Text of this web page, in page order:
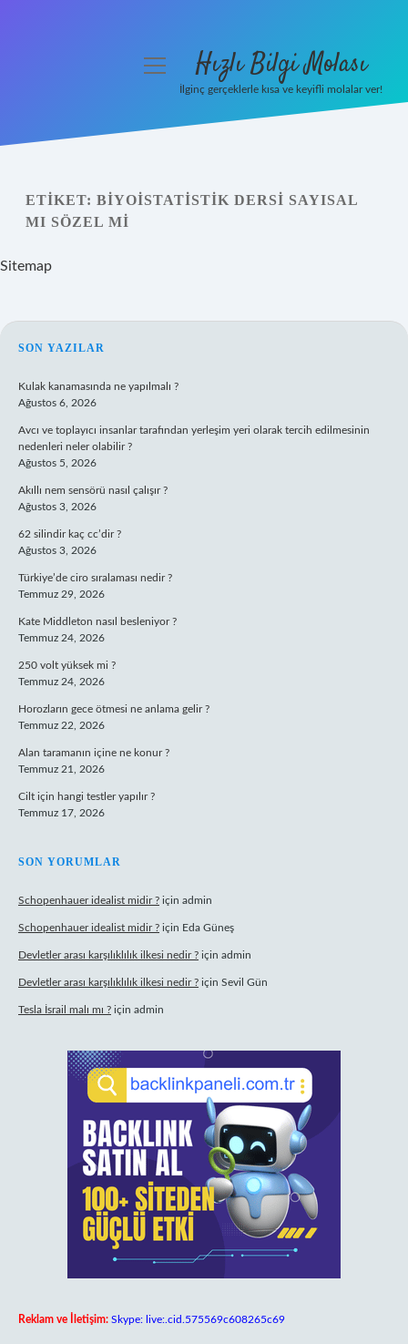
Yasal Uyarı
menüyüHızlı Bilgi Molası
İlginç gerçeklerle kısa ve keyifli molalar ver!
ETIKET: BIYOISTATISTIK DERSI SAYISAL
MI SÖZEL MI
Sitemap
SIDEBAR
SON YAZILAR
Kulak kanamasında ne yapılmalı ?
Ağustos 6, 2026
Avcı ve toplayıcı insanlar tarafından yerleşim yeri olarak tercih edilmesinin
nedenleri neler olabilir ?
Ağustos 5, 2026
Akıllı nem sensörü nasıl çalışır ?
Ağustos 3, 2026
62 silindir kaç cc’dir ?
Ağustos 3, 2026
Türkiye’de ciro sıralaması nedir ?
Temmuz 29, 2026
Kate Middleton nasıl besleniyor ?
Temmuz 24, 2026
250 volt yüksek mi ?
Temmuz 24, 2026
Horozların gece ötmesi ne anlama gelir ?
Temmuz 22, 2026
Alan taramanın içine ne konur ?
Temmuz 21, 2026
Cilt için hangi testler yapılır ?
Temmuz 17, 2026
SON YORUMLAR
Schopenhauer idealist midir ? için admin
Schopenhauer idealist midir ? için Eda Güneş
Devletler arası karşılıklılık ilkesi nedir ? için admin
Devletler arası karşılıklılık ilkesi nedir ? için Sevil Gün
Tesla İsrail malı mı ? için admin
Reklam ve İletişim: Skype: live:.cid.575569c608265c69